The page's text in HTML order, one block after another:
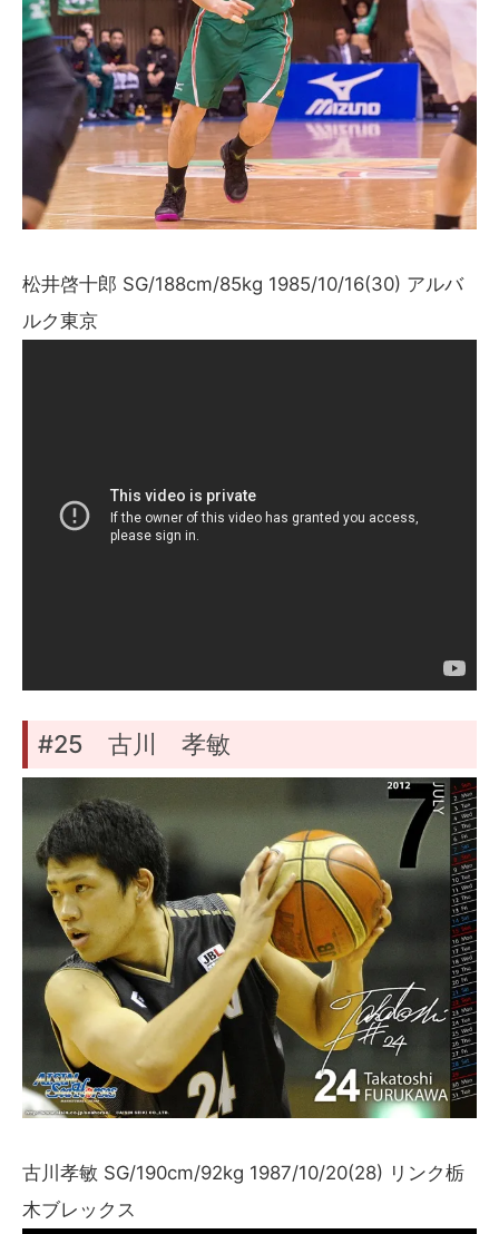
松井啓十郎 SG/188cm/85kg 1985/10/16(30) アルバ
ルク東京
#25 古川 孝敏
古川孝敏 SG/190cm/92kg 1987/10/20(28) リンク栃
木ブレックス